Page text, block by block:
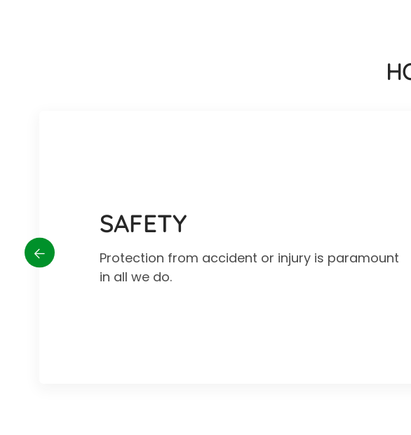
SAFETY
Protection from accident or injury is paramount
in all we do.